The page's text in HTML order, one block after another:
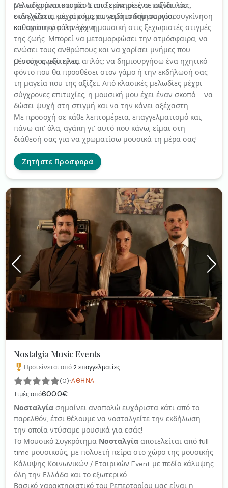
μελωδία μια ιστορία. Έτσι ξεκίνησε ένα ταξίδι που
συνεχίζεται μέχρι σήμερα, γεμάτο δημιουργία, συγκίνηση
και αγάπη για την τέχνη.
Με τα χρόνια και μέσα από εμπειρίες σε συναυλίες,
εκδηλώσεις και γάμους, συνειδητοποίησα πόσο
καθοριστικό ρόλο έχει η μουσική στις ξεχωριστές στιγμές
της ζωής. Μπορεί να μεταμορφώσει την ατμόσφαιρα, να
ενώσει τους ανθρώπους και να χαρίσει μνήμες που
μένουν ανεξίτηλες.
Ο στόχος μου είναι απλός: να δημιουργήσω ένα ηχητικό
φόντο που θα προσθέσει στον γάμο ή την εκδήλωσή σας
τη μαγεία που της αξίζει. Από κλασικές μελωδίες μέχρι
σύγχρονες επιτυχίες, η μουσική μου έχει έναν σκοπό – να
δώσει ψυχή στη στιγμή και να την κάνει αξέχαστη.
Με προσοχή σε κάθε λεπτομέρεια, επαγγελματισμό και,
πάνω απ’ όλα, αγάπη γι’ αυτό που κάνω, είμαι στη
διάθεσή σας για να χρωματίσω μουσικά τη μέρα σας!
Ζητήστε Προσφορά
Nostalgia Music Events
Προτείνεται από2επαγγελματίες
(0)·ΑΘΉΝΑ
Τιμές από600.0€
Νοσταλγία σημαίνει αναπολώ ευχάριστα κάτι από το
παρελθόν, έτσι θέλουμε να νοσταλγείτε την εκδήλωση
την οποία ντύσαμε μουσικά για εσάς!
Το Μουσικό Συγκρότημα Νοσταλγία αποτελείται από full
time μουσικούς, με πολυετή πείρα στο χώρο της μουσικής
Κάλυψης Κοινωνικών / Εταιρικών Event με πεδίο κάλυψης
όλη την Ελλάδα και το εξωτερικό.
Βασικό χαρακτηριστικό του Ρεπερτορίου μας είναι η